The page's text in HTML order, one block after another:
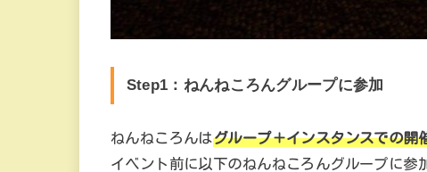
Step1：ねんねころんグループに参加
ねんねころんはグループ＋インスタンスでの開
イベント前に以下のねんねころんグループに参